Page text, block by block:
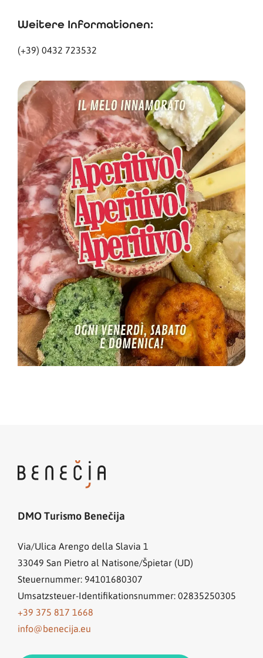
Weitere Informationen:
(+39) 0432 723532
DMO Turismo Benečija
Via/Ulica Arengo della Slavia 1
33049 San Pietro al Natisone/Špietar (UD)
Steuernummer: 94101680307
Umsatzsteuer-Identifikationsnummer: 02835250305
+39 375 817 1668
info@benecija.eu